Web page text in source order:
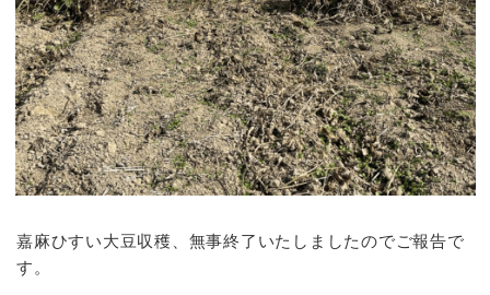
嘉麻ひすい大豆収穫、無事終了いたしましたのでご報告で
す。